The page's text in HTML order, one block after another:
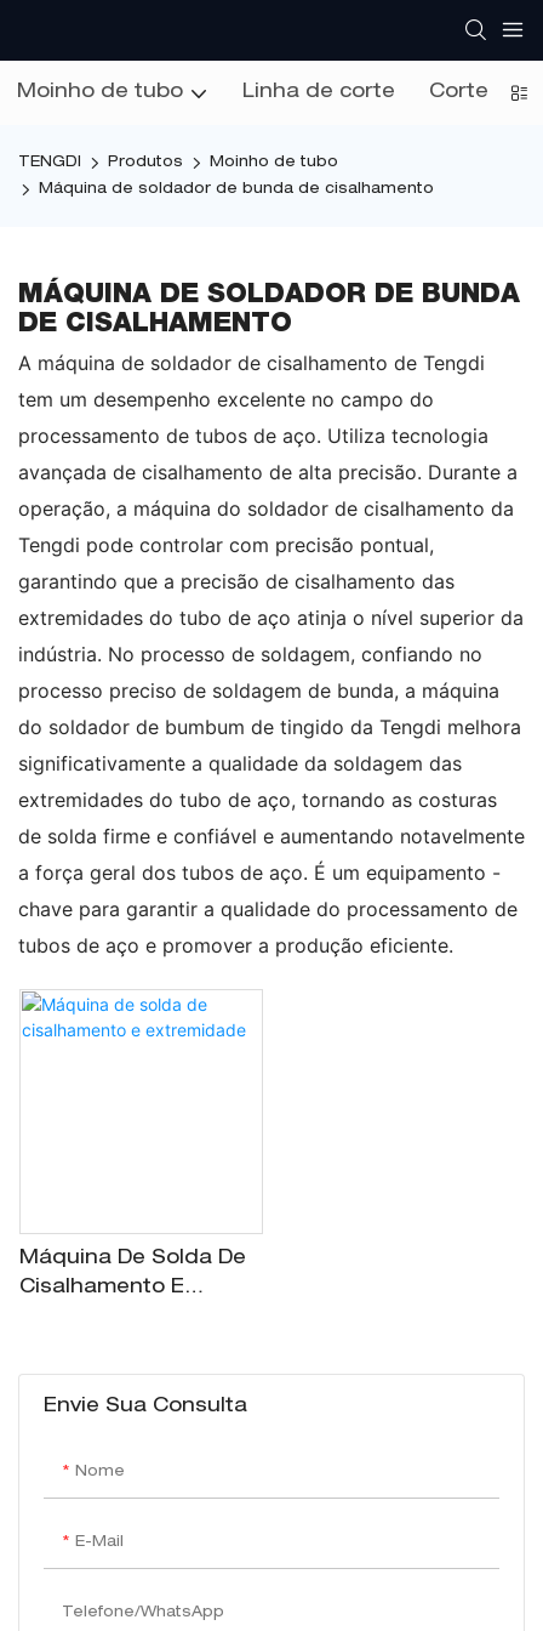
Moinho de tubo Linha de corte Corte na
TENGDI Produtos
Moinho de tubo
Máquina de soldador de bunda de cisalhamento
MÁQUINA DE SOLDADOR DE BUNDA
DE CISALHAMENTO
A máquina de soldador de cisalhamento de Tengdi
tem um desempenho excelente no campo do
processamento de tubos de aço. Utiliza tecnologia
avançada de cisalhamento de alta precisão. Durante a
operação, a máquina do soldador de cisalhamento da
Tengdi pode controlar com precisão pontual,
garantindo que a precisão de cisalhamento das
extremidades do tubo de aço atinja o nível superior da
indústria. No processo de soldagem, confiando no
processo preciso de soldagem de bunda, a máquina
do soldador de bumbum de tingido da Tengdi melhora
significativamente a qualidade da soldagem das
extremidades do tubo de aço, tornando as costuras
de solda firme e confiável e aumentando notavelmente
a força geral dos tubos de aço. É um equipamento -
chave para garantir a qualidade do processamento de
tubos de aço e promover a produção eficiente.
Envie Sua Consulta
Nome
E-Mail
Telefone/WhatsApp
Máquina De Solda De
Cisalhamento E